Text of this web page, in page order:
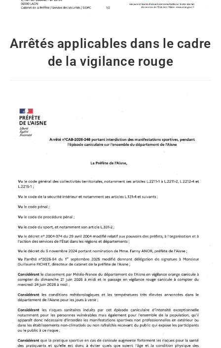
Arrêtés applicables dans le cadre
de la vigilance rouge